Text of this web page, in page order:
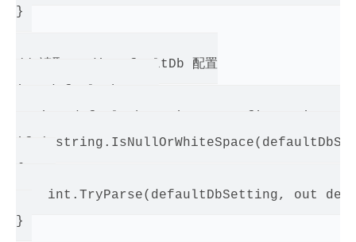
}
// 读取 RedisDefaultDb 配置
if
int.TryParse(defaultDbSetting, out
}